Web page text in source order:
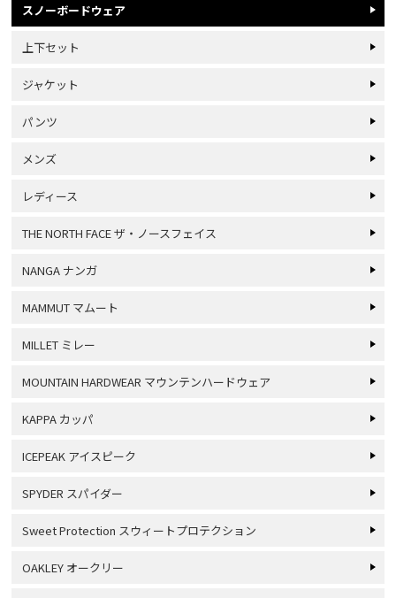
スノーボードウェア
上下セット
ジャケット
パンツ
メンズ
レディース
THE NORTH FACE ザ・ノースフェイス
NANGA ナンガ
MAMMUT マムート
MILLET ミレー
MOUNTAIN HARDWEAR マウンテンハードウェア
KAPPA カッパ
ICEPEAK アイスピーク
SPYDER スパイダー
Sweet Protection スウィートプロテクション
OAKLEY オークリー